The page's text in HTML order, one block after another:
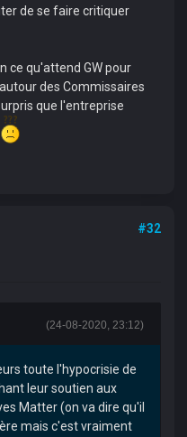
de se faire critiquer
ce qu'attend GW pour
des Commissaires
que l'entreprise
#32
(24-08-2020, 23:12)
toute l'hypocrisie de
leur soutien aux
Matter (on va dire qu'il
mais c'est vraiment